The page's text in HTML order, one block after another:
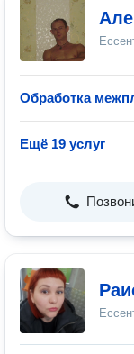
Обработка
Ещё 19 услуг